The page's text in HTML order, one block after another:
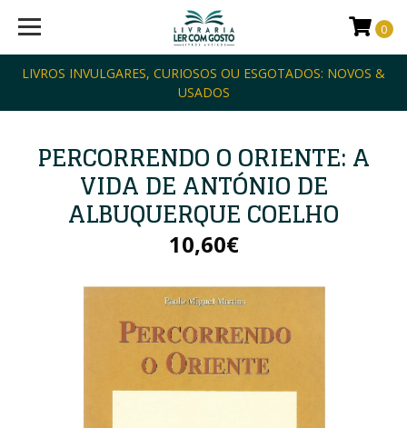
LIVROS INVULGARES, CURIOSOS OU ESGOTADOS: NOVOS &
USADOS
0
PERCORRENDO O ORIENTE: A
VIDA DE ANTÓNIO DE
ALBUQUERQUE COELHO
10,60€